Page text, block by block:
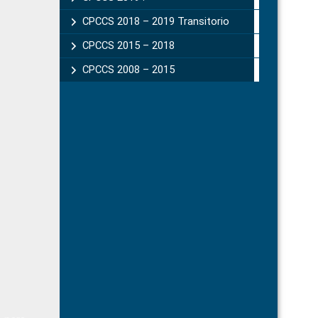
CPCCS 2018 – 2019 Transitorio
CPCCS 2015 – 2018
CPCCS 2008 – 2015